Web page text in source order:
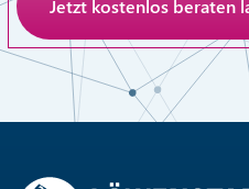
Anti-Roboter-Verifizierung
Hier klicken